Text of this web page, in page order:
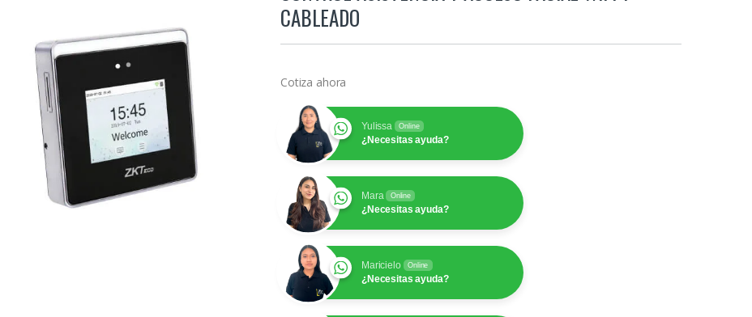
CABLEADO
Cotiza ahora
Yulissa Online
¿Necesitas ayuda?
Mara Online
¿Necesitas ayuda?
Maricielo Online
¿Necesitas ayuda?